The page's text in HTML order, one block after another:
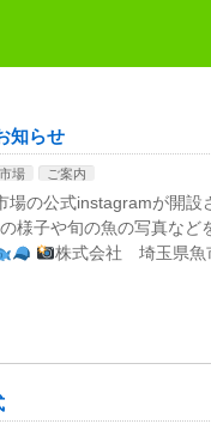
知らせ
市場 ご案内
場の公式instagramが開設
様子や旬の魚の写真など
株式会社 埼玉県魚